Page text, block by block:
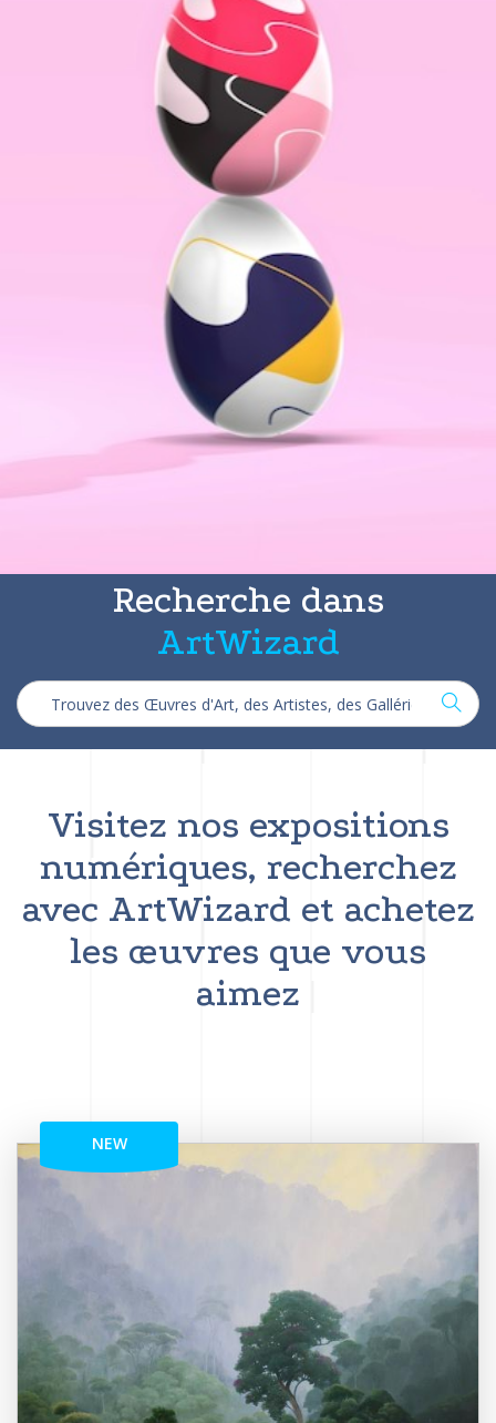
Recherche dans
ArtWizard
Visitez nos expositions
numériques, recherchez
avec ArtWizard et achetez
les œuvres que vous
aimez
NEW